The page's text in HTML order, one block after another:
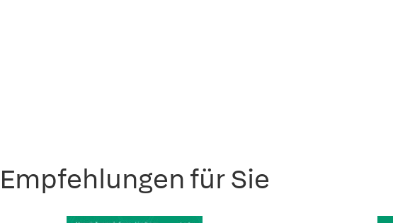
Empfehlungen für Sie